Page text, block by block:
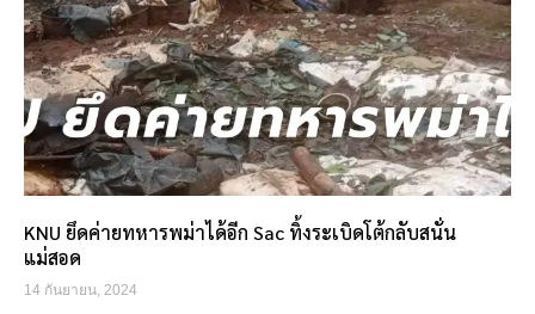
KNU ยึดค่ายทหารพม่าได้อีก Sac ทิ้งระเบิดโต้กลับสนั่น
แม่สอด
14 กันยายน, 2024